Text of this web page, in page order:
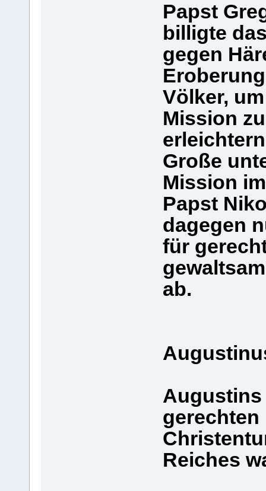
Papst
billigte
gegen
Völker,
Mission
Große
Mission
Papst
dagegen
für
ab.
gerechten
Reiches